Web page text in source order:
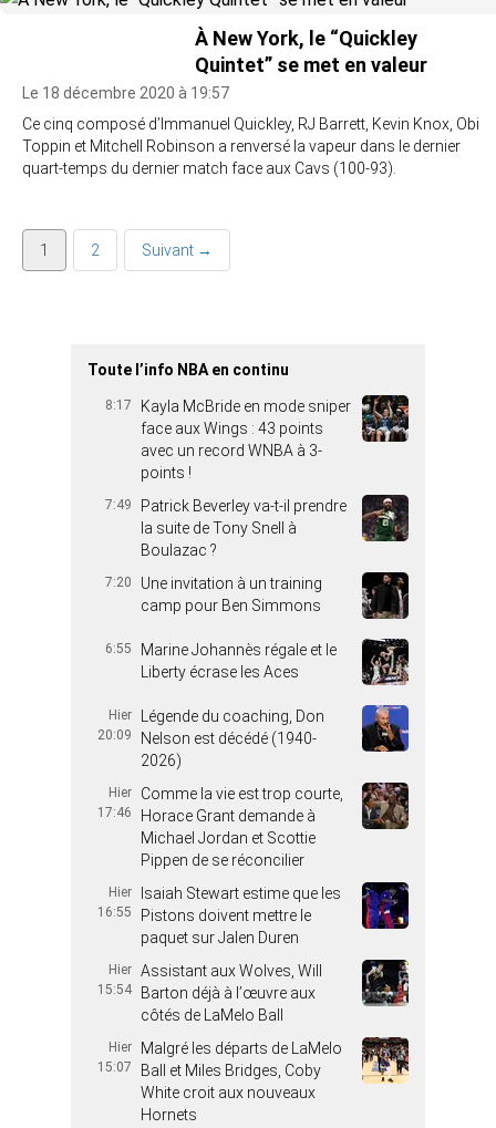
À New York, le “Quickley
Quintet” se met en valeur
Le 18 décembre 2020 à 19:57
Ce cinq composé d’Immanuel Quickley, RJ Barrett, Kevin Knox, Obi
Toppin et Mitchell Robinson a renversé la vapeur dans le dernier
quart-temps du dernier match face aux Cavs (100-93).
1 2 Suivant →
Toute l’info NBA en continu
8:17
Kayla McBride en mode sniper
face aux Wings : 43 points
avec un record WNBA à 3-
points !
7:49
Patrick Beverley va-t-il prendre
la suite de Tony Snell à
Boulazac ?
7:20
Une invitation à un training
camp pour Ben Simmons
6:55
Marine Johannès régale et le
Liberty écrase les Aces
Hier
20:09
Légende du coaching, Don
Nelson est décédé (1940-
2026)
Hier
17:46
Comme la vie est trop courte,
Horace Grant demande à
Michael Jordan et Scottie
Pippen de se réconcilier
Hier
16:55
Isaiah Stewart estime que les
Pistons doivent mettre le
paquet sur Jalen Duren
Hier
15:54
Assistant aux Wolves, Will
Barton déjà à l’œuvre aux
côtés de LaMelo Ball
Hier
15:07
Malgré les départs de LaMelo
Ball et Miles Bridges, Coby
White croit aux nouveaux
Hornets